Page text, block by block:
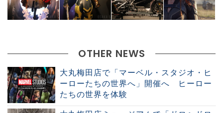
OTHER NEWS
大丸梅田店で「マーベル・スタジオ・ヒ
ーローたちの世界へ」開催へ ヒーロー
たちの世界を体験